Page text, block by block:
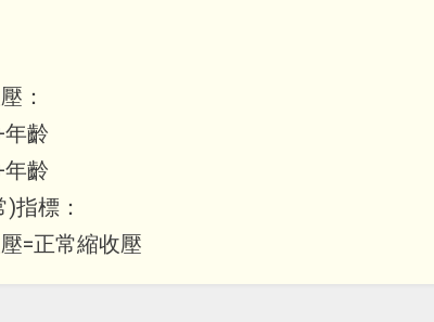
：
年齡
年齡
指標：
=正常縮收壓